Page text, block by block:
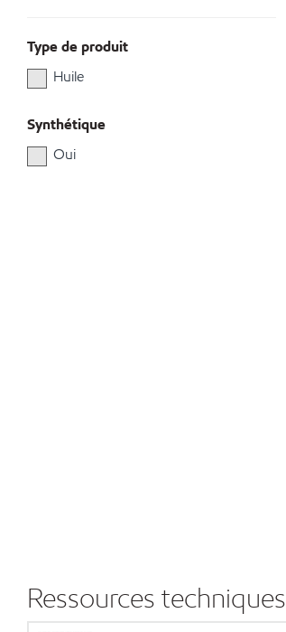
Type de produit
Huile
Synthétique
Oui
Ressources techniques